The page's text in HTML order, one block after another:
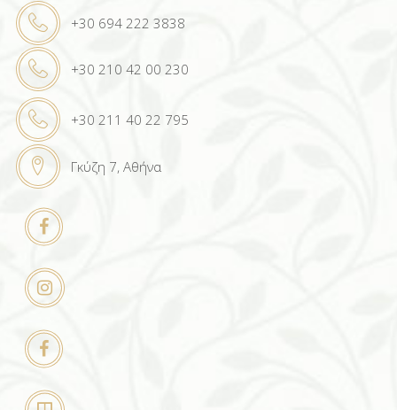
+30 694 222 3838
+30 210 42 00 230
+30 211 40 22 795
Γκύζη 7, Αθήνα